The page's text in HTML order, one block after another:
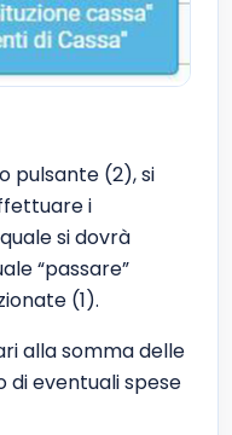
pulsante (2), si
i
si dovrà
“passare”
(1).
alla somma delle
di eventuali spese